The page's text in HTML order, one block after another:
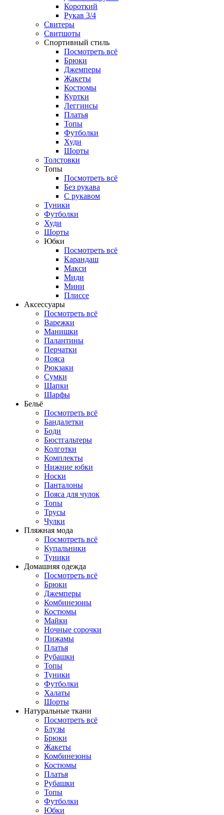
Короткий
Рукав 3/4
Свитеры
Свитшоты
Спортивный стиль
Посмотреть всё
Брюки
Джемперы
Жакеты
Костюмы
Куртки
Леггинсы
Платья
Топы
Футболки
Худи
Шорты
Толстовки
Топы
Посмотреть всё
Без рукава
С рукавом
Туники
Футболки
Худи
Шорты
Юбки
Посмотреть всё
Карандаш
Макси
Миди
Мини
Плиссе
Аксессуары
Посмотреть всё
Варежки
Манишки
Палантины
Перчатки
Пояса
Рюкзаки
Сумки
Шапки
Шарфы
Бельё
Посмотреть всё
Бандалетки
Боди
Бюстгальтеры
Колготки
Комплекты
Нижние юбки
Носки
Панталоны
Поясa для чулок
Топы
Трусы
Чулки
Пляжная мода
Посмотреть всё
Купальники
Туники
Домашняя одежда
Посмотреть всё
Брюки
Джемперы
Комбинезоны
Костюмы
Майки
Ночные сорочки
Пижамы
Платья
Рубашки
Топы
Туники
Футболки
Халаты
Шорты
Натуральные ткани
Посмотреть всё
Блузы
Брюки
Жакеты
Комбинезоны
Костюмы
Платья
Рубашки
Топы
Футболки
Юбки